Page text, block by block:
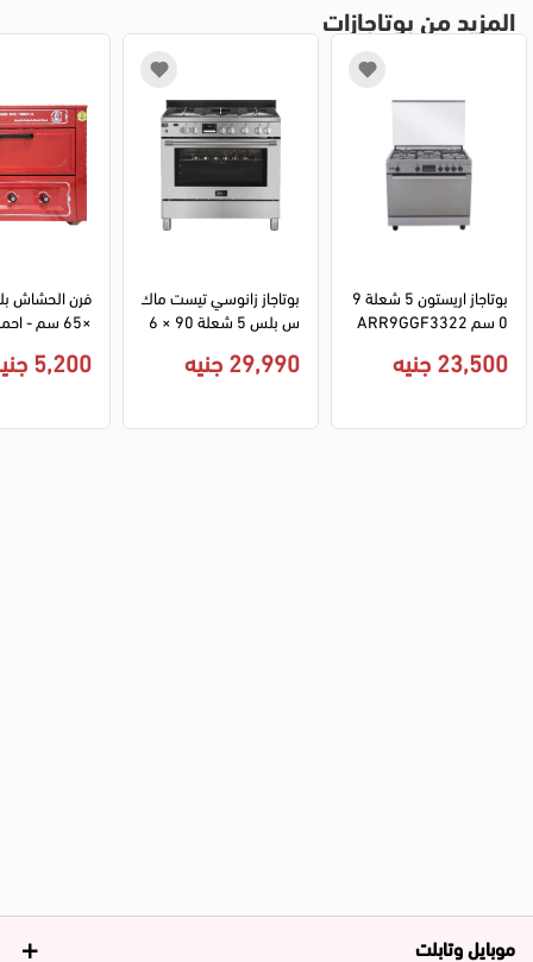
المزيد من بوتاجازات
بوتاجاز اريستون 5 شعلة 9
0 سم ARR9GGF3322
- استانلس ستيل
23,500 جنيه
بوتاجاز زانوسي تيست ماك
س بلس 5 شعلة 90 × 6
جيتال أمان كامل - فضي
29,990 جنيه
×65 سم - احمر
5,200 جنيه
موبايل وتابلت